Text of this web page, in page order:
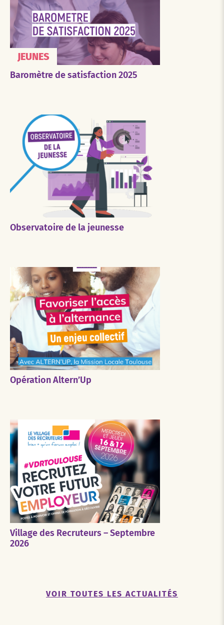
JEUNES
Baromètre de satisfaction 2025
Observatoire de la jeunesse
Opération Altern’Up
Village des Recruteurs – Septembre
2026
VOIR TOUTES LES ACTUALITÉS